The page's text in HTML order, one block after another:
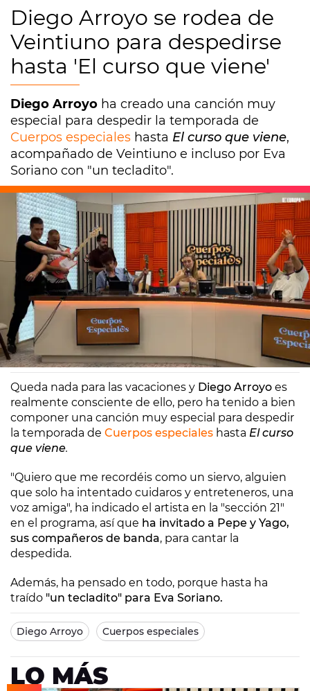
Diego Arroyo se rodea de
Veintiuno para despedirse
hasta 'El curso que viene'
Diego Arroyo ha creado una canción muy
especial para despedir la temporada de
Cuerpos especiales hasta El curso que viene,
acompañado de Veintiuno e incluso por Eva
Soriano con "un tecladito".
Europa FM
Madrid 09/07/2025 11:12
Queda nada para las vacaciones y Diego Arroyo es
realmente consciente de ello, pero ha tenido a bien
componer una canción muy especial para despedir
la temporada de Cuerpos especiales hasta El curso
que viene.
"Quiero que me recordéis como un siervo, alguien
que solo ha intentado cuidaros y entreteneros, una
voz amiga", ha indicado el artista en la "sección 21"
en el programa, así que ha invitado a Pepe y Yago,
sus compañeros de banda, para cantar la
despedida.
Además, ha pensado en todo, porque hasta ha
traído "un tecladito" para Eva Soriano.
Diego Arroyo Cuerpos especiales
LO MÁS